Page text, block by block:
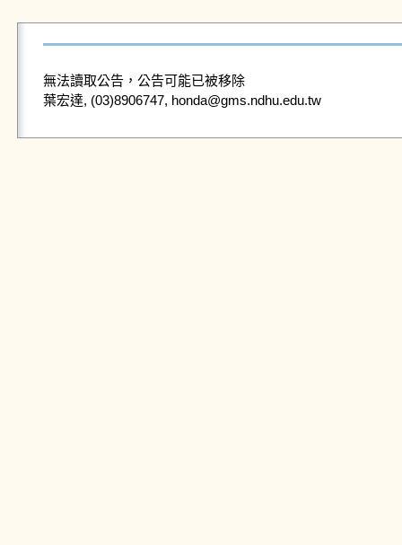
無法讀取公告，公告可能已被移除
葉宏達, (03)8906747, honda@gms.ndhu.edu.tw